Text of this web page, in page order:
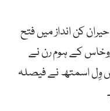
کن انداز میں فتح
روخاس کے ہوم رن نے
11ویں اننگ میں وِل اسمتھ نے فیصلہ